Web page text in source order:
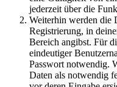
jederzeit über die
Weiterhin werden die
Registrierung, in
Bereich angibst. Für
eindeutiger
Passwort notwendig.
Daten als notwendig